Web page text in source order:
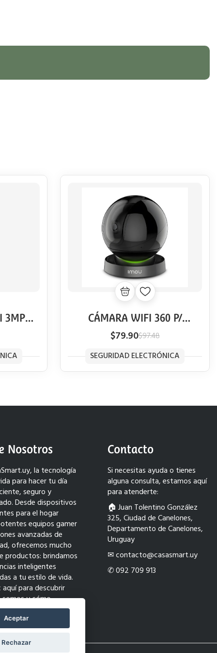
3MP
CÁMARA WIFI 360 P/
INTERIOR IMOU REX 2 MP
FULL HD
$79.90$97.48
SEGURIDAD ELECTRÓNICA
Nosotros
la tecnología
para hacer tu día
seguro y
Desde dispositivos
para el hogar
equipos gamer
avanzadas de
ofrecemos mucho
productos: brindamos
inteligentes
a tu estilo de vida.
aquí para descubrir
somos y cómo
tu mundo con
Contacto
Si necesitas ayuda o tienes
alguna consulta, estamos aquí
para atenderte:
🏠︎ Juan Tolentino González
325, Ciudad de Canelones,
Departamento de Canelones,
Uruguay
✉ contacto@casasmart.uy
✆ 092 709 913
Aceptar
Rechazar